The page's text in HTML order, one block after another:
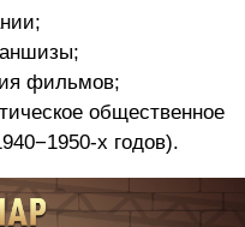
фильмов;
общественное
х годов).